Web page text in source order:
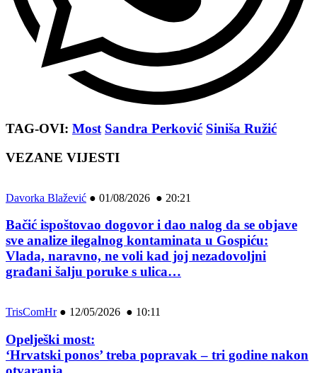
TAG-OVI: Most Sandra Perković Siniša Ružić
VEZANE VIJESTI
Davorka Blažević ● 01/08/2026 ● 20:21
Bačić ispoštovao dogovor i dao nalog da se objave
sve analize ilegalnog kontaminata u Gospiću:
Vlada, naravno, ne voli kad joj nezadovoljni
građani šalju poruke s ulica…
TrisComHr● 12/05/2026 ● 10:11
Opelješki most:
‘Hrvatski ponos’ treba popravak – tri godine nakon